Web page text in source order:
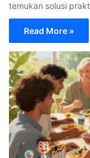
temukan solusi
Read More »